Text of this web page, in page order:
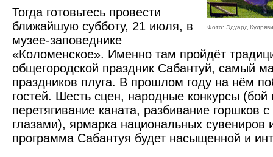
Фото: Эдуард
Тогда готовьтесь провести
ближайшую субботу, 21 июля, в
музее-заповеднике
«Коломенское». Именно там пройдёт
общегородской праздник Сабантуй, самый
праздников плуга. В прошлом году на нём
гостей. Шесть сцен, народные конкурсы
перетягивание каната, разбивание горшков
глазами), ярмарка национальных сувениров
программа Сабантуя будет насыщенной и